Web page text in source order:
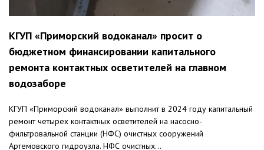
КГУП «Приморский водоканал» просит о
бюджетном финансировании капитального
ремонта контактных осветителей на главном
водозаборе
КГУП «Приморский водоканал» выполнит в 2024 году капитальный
ремонт четырех контактных осветителей на насосно-
фильтровальной станции (НФС) очистных сооружений
Артемовского гидроузла. НФС очистных...